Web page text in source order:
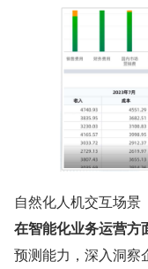
自然化人机交互场景
在智能化业务运营方
预测能力，深入洞察